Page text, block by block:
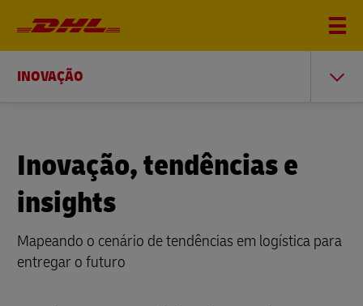
INOVAÇÃO
Inovação, tendências e
insights
Mapeando o cenário de tendências em logística para
entregar o futuro